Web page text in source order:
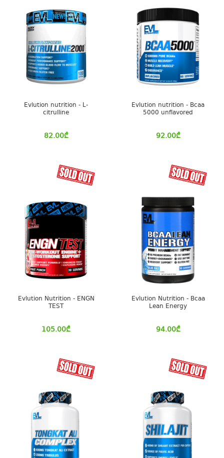
Evlution nutrition - L-
citrulline
82.00₾
Evlution nutrition - Bcaa
5000 unflavored
92.00₾
Evlution Nutrition - ENGN
TEST
105.00₾
Evlution Nutrition - Bcaa
Lean Energy
94.00₾